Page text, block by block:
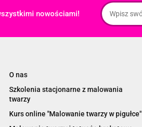
nowościami!
O nas
Szkolenia stacjonarne z malowania
twarzy
Kurs online "Malowanie twarzy w pigułce"